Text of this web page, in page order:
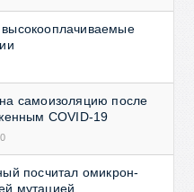
самоизоляцию после
COVID-19
0
посчитал омикрон-
мутацией